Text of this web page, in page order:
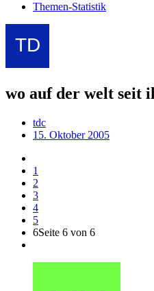
Themen-Statistik
wo auf der welt seit
tdc
15. Oktober 2005
1
2
3
4
5
6Seite 6 von 6